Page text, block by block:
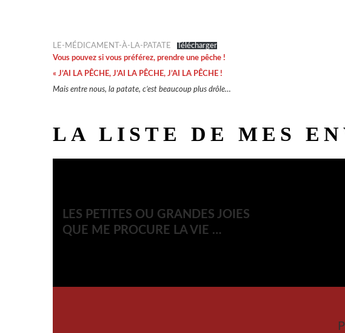
LE-MÉDICAMENT-À-LA-PATATE Télécharger
Vous pouvez si vous préférez, prendre une pêche !
« J’AI LA PÊCHE, J’AI LA PÊCHE, J’AI LA PÊCHE !
Mais entre nous, la patate, c’est beaucoup plus drôle…
LA LISTE DE MES
LES PETITES OU GRANDES JOIES
QUE ME PROCURE LA VIE …